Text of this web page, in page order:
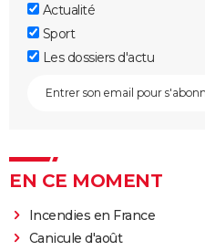
Actualité
Sport
Les dossiers d'actu
EN CE MOMENT
Incendies en France
Canicule d'août